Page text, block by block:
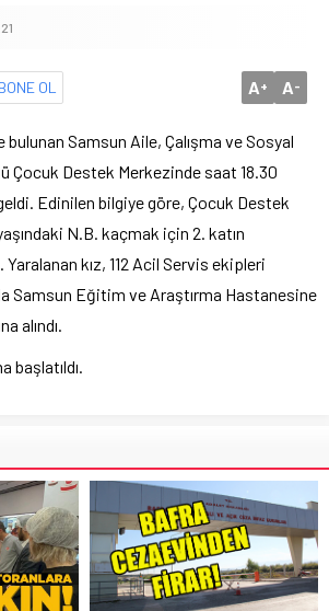
OL A+ A-
bulunan Samsun Aile, Çalışma ve Sosyal
Çocuk Destek Merkezinde saat 18.30
Edinilen bilgiye göre, Çocuk Destek
N.B. kaçmak için 2. katın
kız, 112 Acil Servis ekipleri
Samsun Eğitim ve Araştırma Hastanesine
alındı.
başlatıldı.